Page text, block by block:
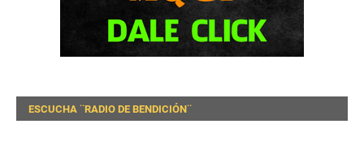
ESCUCHA ¨RADIO DE BENDICIÓN¨